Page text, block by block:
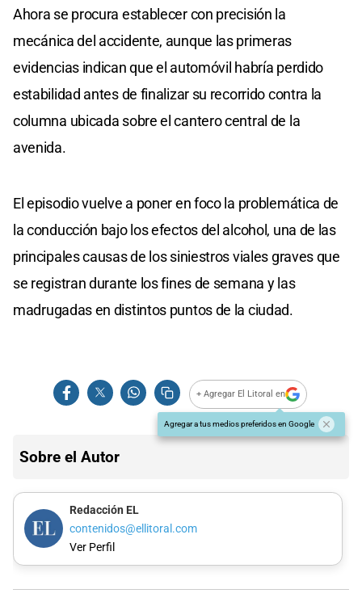
Ahora se procura establecer con precisión la
mecánica del accidente, aunque las primeras
evidencias indican que el automóvil habría perdido
estabilidad antes de finalizar su recorrido contra la
columna ubicada sobre el cantero central de la
avenida.
El episodio vuelve a poner en foco la problemática de
la conducción bajo los efectos del alcohol, una de las
principales causas de los siniestros viales graves que
se registran durante los fines de semana y las
madrugadas en distintos puntos de la ciudad.
+ Agregar El Litoral en
Agregar a tus medios preferidos en Google
Sobre el Autor
Redacción EL
contenidos@ellitoral.com
Ver Perfil